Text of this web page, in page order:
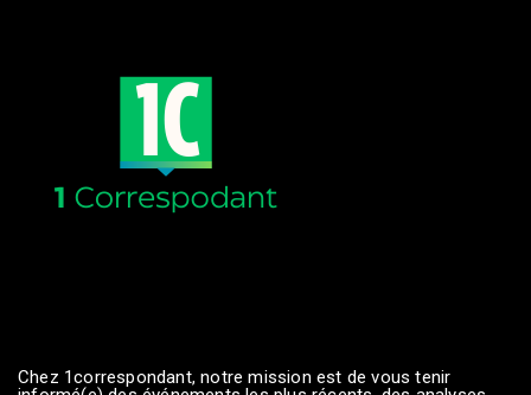
Chez 1correspondant, notre mission est de vous tenir